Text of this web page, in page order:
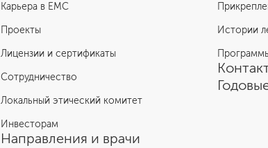
Карьера в ЕМС
Проекты
Лицензии и сертификаты
Сотрудничество
Локальный этический комитет
Инвесторам
Направления и врачи
Истории